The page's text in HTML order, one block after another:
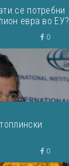
се потребни
евра во ЕУ?
0
0